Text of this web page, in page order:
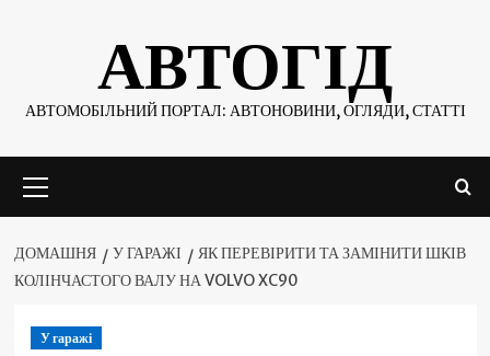
АВТОГІД
АВТОМОБІЛЬНИЙ ПОРТАЛ: АВТОНОВИНИ, ОГЛЯДИ, СТАТТІ
меню
ДОМАШНЯ У ГАРАЖІ
ЯК ПЕРЕВІРИТИ ТА ЗАМІНИТИ ШКІВ
КОЛІНЧАСТОГО ВАЛУ НА VOLVO XC90
У гаражі